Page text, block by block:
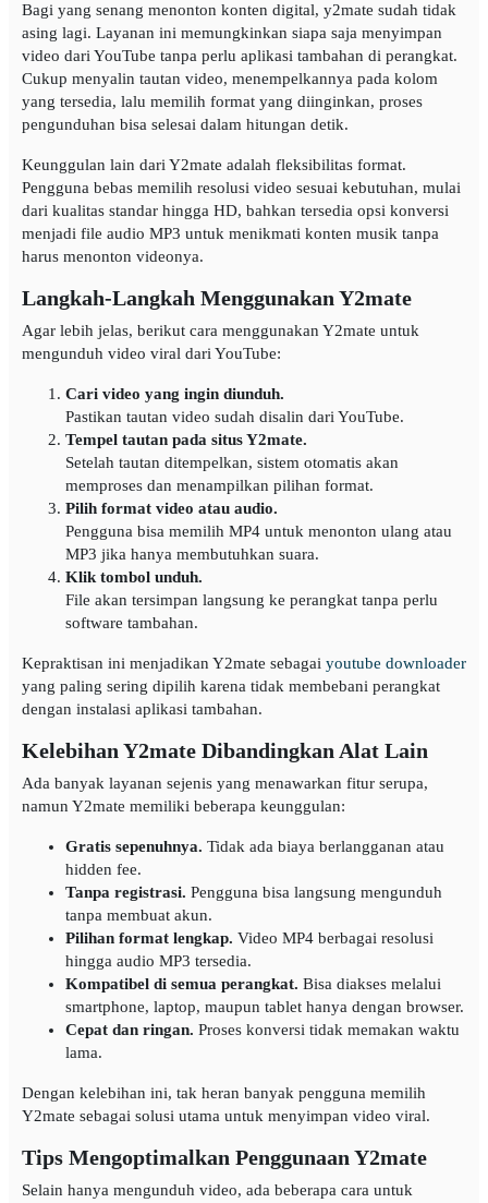
Bagi yang senang menonton konten digital, y2mate sudah tidak
asing lagi. Layanan ini memungkinkan siapa saja menyimpan
video dari YouTube tanpa perlu aplikasi tambahan di perangkat.
Cukup menyalin tautan video, menempelkannya pada kolom
yang tersedia, lalu memilih format yang diinginkan, proses
pengunduhan bisa selesai dalam hitungan detik.
Keunggulan lain dari Y2mate adalah fleksibilitas format.
Pengguna bebas memilih resolusi video sesuai kebutuhan, mulai
dari kualitas standar hingga HD, bahkan tersedia opsi konversi
menjadi file audio MP3 untuk menikmati konten musik tanpa
harus menonton videonya.
Langkah-Langkah Menggunakan Y2mate
Agar lebih jelas, berikut cara menggunakan Y2mate untuk
mengunduh video viral dari YouTube:
Cari video yang ingin diunduh.
Pastikan tautan video sudah disalin dari YouTube.
Tempel tautan pada situs Y2mate.
Setelah tautan ditempelkan, sistem otomatis akan
memproses dan menampilkan pilihan format.
Pilih format video atau audio.
Pengguna bisa memilih MP4 untuk menonton ulang atau
MP3 jika hanya membutuhkan suara.
Klik tombol unduh.
File akan tersimpan langsung ke perangkat tanpa perlu
software tambahan.
Kepraktisan ini menjadikan Y2mate sebagai youtube downloader
yang paling sering dipilih karena tidak membebani perangkat
dengan instalasi aplikasi tambahan.
Kelebihan Y2mate Dibandingkan Alat Lain
Ada banyak layanan sejenis yang menawarkan fitur serupa,
namun Y2mate memiliki beberapa keunggulan:
Gratis sepenuhnya. Tidak ada biaya berlangganan atau
hidden fee.
Tanpa registrasi. Pengguna bisa langsung mengunduh
tanpa membuat akun.
Pilihan format lengkap. Video MP4 berbagai resolusi
hingga audio MP3 tersedia.
Kompatibel di semua perangkat. Bisa diakses melalui
smartphone, laptop, maupun tablet hanya dengan browser.
Cepat dan ringan. Proses konversi tidak memakan waktu
lama.
Dengan kelebihan ini, tak heran banyak pengguna memilih
Y2mate sebagai solusi utama untuk menyimpan video viral.
Tips Mengoptimalkan Penggunaan Y2mate
Selain hanya mengunduh video, ada beberapa cara untuk